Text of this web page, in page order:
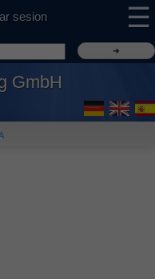
sesion ☰
GmbH